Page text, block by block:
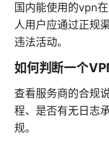
国内能使用的vpn
人用户应通过正规
违法活动。
如何判断一个
查看服务商的合规
程、是否有无日志
规。